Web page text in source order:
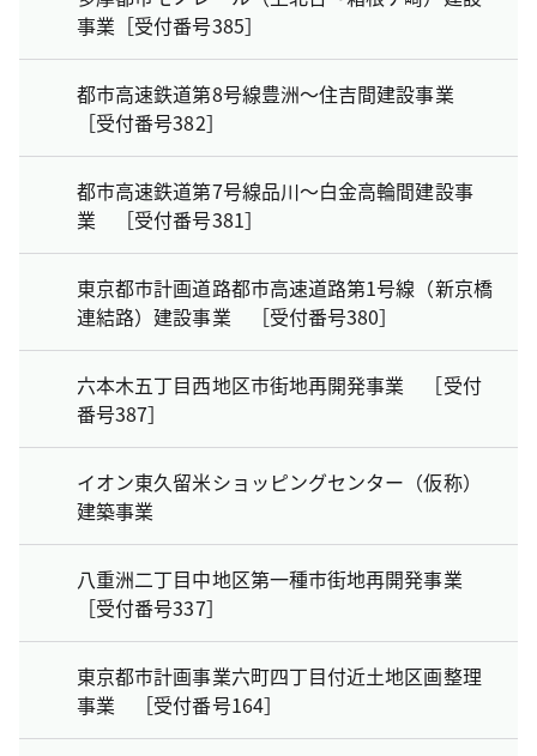
事業［受付番号385］
都市高速鉄道第8号線豊洲～住吉間建設事業
［受付番号382］
都市高速鉄道第7号線品川～白金高輪間建設事
業 ［受付番号381］
東京都市計画道路都市高速道路第1号線（新京橋
連結路）建設事業 ［受付番号380］
六本木五丁目西地区市街地再開発事業 ［受付
番号387］
イオン東久留米ショッピングセンター（仮称）
建築事業
八重洲二丁目中地区第一種市街地再開発事業
［受付番号337］
東京都市計画事業六町四丁目付近土地区画整理
事業 ［受付番号164］